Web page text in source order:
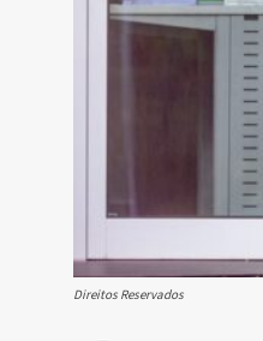
Direitos Reservados